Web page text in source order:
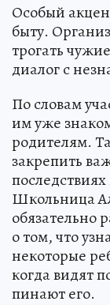
Особый
быту.
трогать
диалог с
По словам
им уже
родителям.
закрепить
Школьница
обязательно
о том, что
некоторые
когда видят
пинают его.